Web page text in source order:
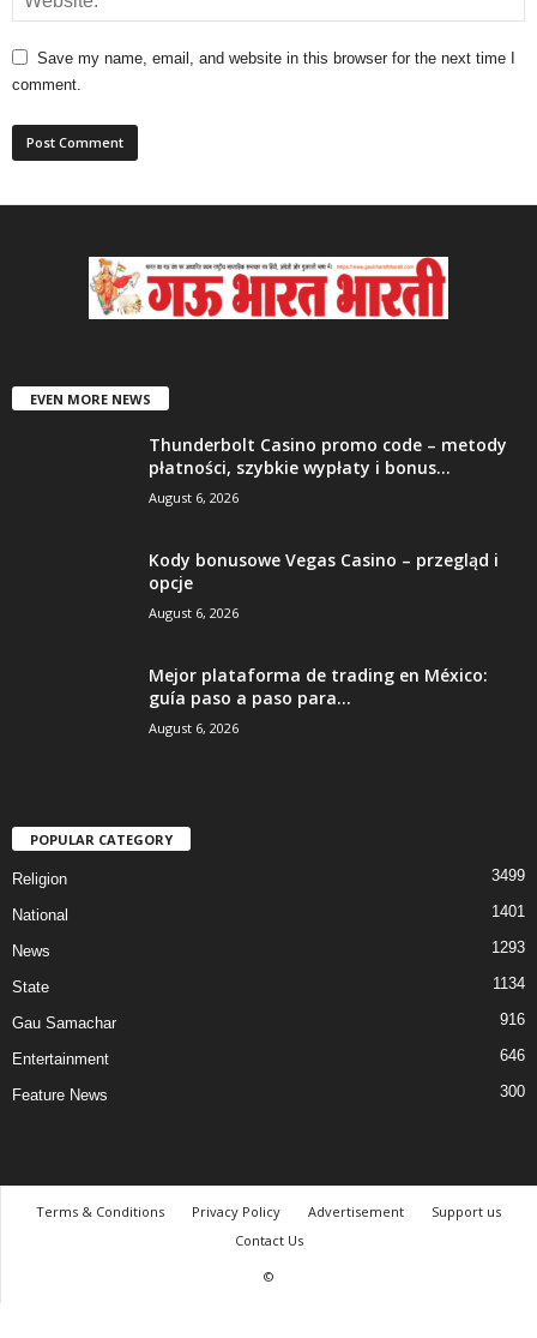
Save my name, email, and website in this browser for the next time I
comment.
EVEN MORE NEWS
Thunderbolt Casino promo code – metody
płatności, szybkie wypłaty i bonus...
August 6, 2026
Kody bonusowe Vegas Casino – przegląd i
opcje
August 6, 2026
Mejor plataforma de trading en México:
guía paso a paso para...
August 6, 2026
POPULAR CATEGORY
Religion 3499
National 1401
News 1293
State 1134
Gau Samachar 916
Entertainment 646
Feature News 300
Terms & Conditions Privacy Policy Advertisement
Support us
Contact Us
©